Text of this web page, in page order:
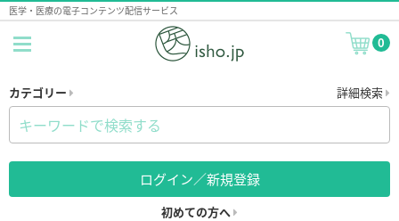
医学・医療の電子コンテンツ配信サービス
0
カテゴリー 詳細検索
ログイン／新規登録
初めての方へ